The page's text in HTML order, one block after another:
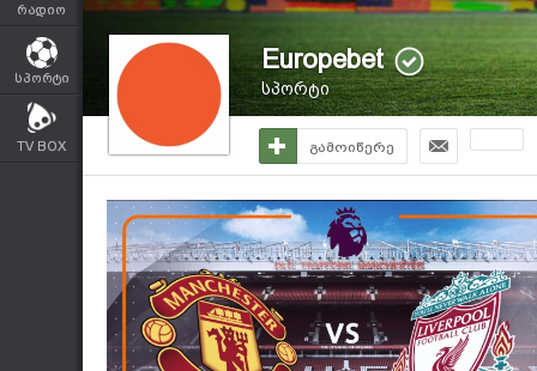
რადიო
სპორტი
TV BOX
Europebet
სპორტი
გამოიწერე